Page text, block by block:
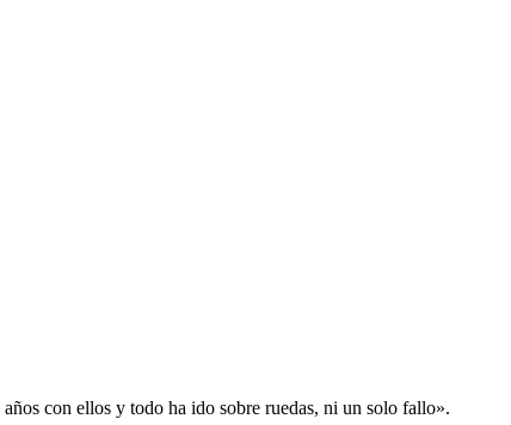
con ellos y todo ha ido sobre ruedas, ni un solo fallo».